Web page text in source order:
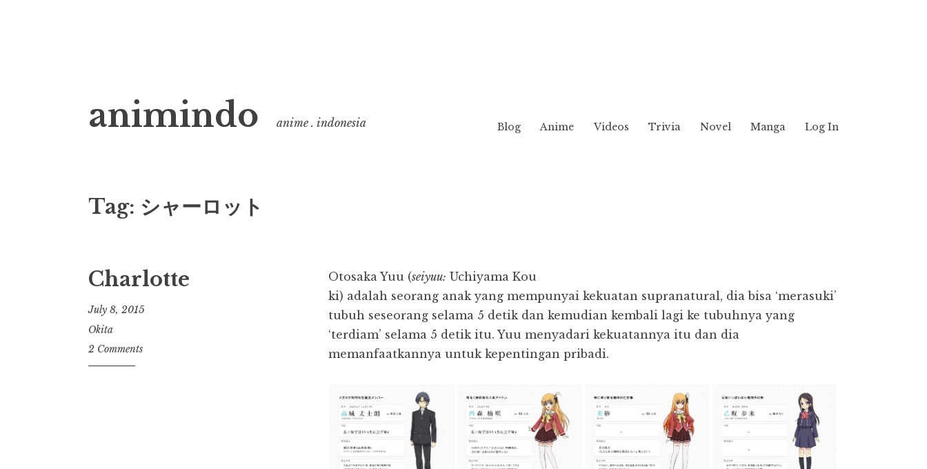
to
content
animindo anime . indonesia Blog Anime Videos Trivia Novel Manga Log In
Tag: シャーロット
Charlotte
July 8, 2015
Okita
2 Comments
Otosaka Yuu (seiyuu: Uchiyama Kou
ki) adalah seorang anak yang mempunyai kekuatan supranatural, dia bisa ‘merasuki’
tubuh seseorang selama 5 detik dan kemudian kembali lagi ke tubuhnya yang
‘terdiam’ selama 5 detik itu. Yuu menyadari kekuatannya itu dan dia
memanfaatkannya untuk kepentingan pribadi.